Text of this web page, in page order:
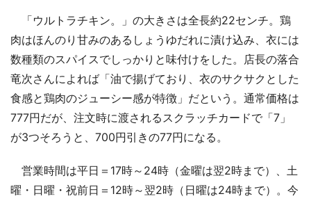
「ウルトラチキン。」の大きさは全長約22センチ。鶏
肉はほんのり甘みのあるしょうゆだれに漬け込み、衣には
数種類のスパイスでしっかりと味付けをした。店長の落合
竜次さんによれば「油で揚げており、衣のサクサクとした
食感と鶏肉のジューシー感が特徴」だという。通常価格は
777円だが、注文時に渡されるスクラッチカードで「7」
が3つそろうと、700円引きの77円になる。
営業時間は平日＝17時～24時（金曜は翌2時まで）、土
曜・日曜・祝前日＝12時～翌2時（日曜は24時まで）。今